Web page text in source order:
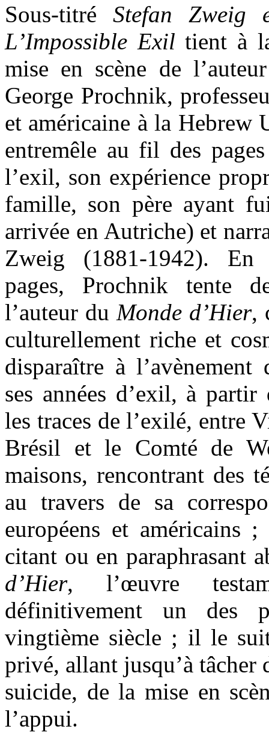
Sous-titré Stefan
L’Impossible Exil tient à
mise en scène de
George Prochnik,
et américaine à la Hebrew
entremêle au fil des
l’exil, son expérience
famille, son père ayant
arrivée en Autriche) et
Zweig (1881-1942). En
pages, Prochnik tente
l’auteur du Monde d’Hier,
culturellement riche et
disparaître à
ses années d’exil, à
les traces de l’exilé, entre
Brésil et le Comté de
maisons, rencontrant des
au travers de sa
européens et
citant ou en paraphrasant
d’Hier, l’œuvre
définitivement un des
vingtième siècle ; il le
privé, allant jusqu’à tâcher
suicide, de la mise en
l’appui.